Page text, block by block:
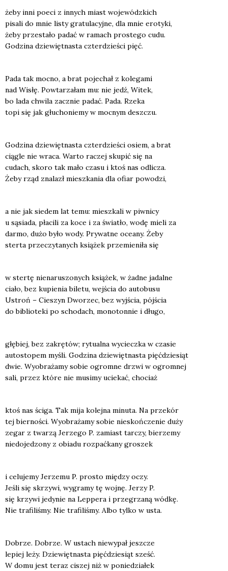
żeby inni poeci z innych miast woje­wódz­kich
pisa­li do mnie listy gra­tu­la­cyj­ne, dla mnie ero­ty­ki,
żeby prze­sta­ło padać w ramach pro­ste­go cudu.
Godzi­na dzie­więt­na­sta czter­dzie­ści pięć.
Pada tak moc­no, a brat poje­chał z kole­ga­mi
nad Wisłę. Powta­rza­łam mu: nie jedź, Witek,
bo lada chwi­la zacznie padać. Pada. Rze­ka
topi się jak głu­cho­nie­my w moc­nym desz­czu.
Godzi­na dzie­więt­na­sta czter­dzie­ści osiem, a brat
cią­gle nie wra­ca. War­to raczej sku­pić się na
cudach, sko­ro tak mało cza­su i ktoś nas odli­cza.
Żeby rząd zna­lazł miesz­ka­nia dla ofiar powo­dzi,
a nie jak sie­dem lat temu: miesz­ka­li w piw­ni­cy
u sąsia­da, pła­ci­li za koce i za świa­tło, wodę mie­li za
dar­mo, dużo było wody. Pry­wat­ne oce­any. Żeby
ster­ta prze­czy­ta­nych ksią­żek prze­mie­ni­ła się
w ster­tę nie­na­ru­szo­nych ksią­żek, w żad­ne jadal­ne
cia­ło, bez kupie­nia bile­tu, wej­ścia do auto­bu­su
Ustroń – Cie­szyn Dwo­rzec, bez wyj­ścia, pój­ścia
do biblio­te­ki po scho­dach, mono­ton­nie i dłu­go,
głę­biej, bez zakrę­tów; rytu­al­na wyciecz­ka w cza­sie
auto­sto­pem myśli. Godzi­na dzie­więt­na­sta pięć­dzie­siąt
dwie. Wyobra­ża­my sobie ogrom­ne drzwi w ogrom­nej
sali, przez któ­re nie musi­my ucie­kać, cho­ciaż
ktoś nas ści­ga. Tak mija kolej­na minu­ta. Na prze­kór
tej bier­no­ści. Wyobra­ża­my sobie nie­skoń­cze­nie duży
zegar z twa­rzą Jerze­go P. zamiast tar­czy, bie­rze­my
nie­do­je­dzo­ny z obia­du roz­pać­ka­ny gro­szek
i celu­je­my Jerze­mu P. pro­sto mię­dzy oczy.
Jeśli się skrzy­wi, wygra­my tę woj­nę. Jerzy P.
się krzy­wi jedy­nie na Lep­pe­ra i prze­grza­ną wód­kę.
Nie tra­fi­li­śmy. Nie tra­fi­li­śmy. Albo tyl­ko w usta.
Dobrze. Dobrze. W ustach nie­wy­pał jesz­cze
lepiej leży. Dzie­więt­na­sta pięć­dzie­siąt sześć.
W domu jest teraz ciszej niż w ponie­dzia­łek